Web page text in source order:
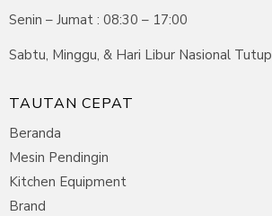
Senin – Jumat : 08:30 – 17:00
Sabtu, Minggu, & Hari Libur Nasional Tutup
TAUTAN CEPAT
Beranda
Mesin Pendingin
Kitchen Equipment
Brand